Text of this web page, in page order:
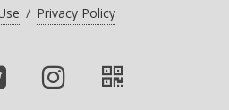
/ Privacy Policy